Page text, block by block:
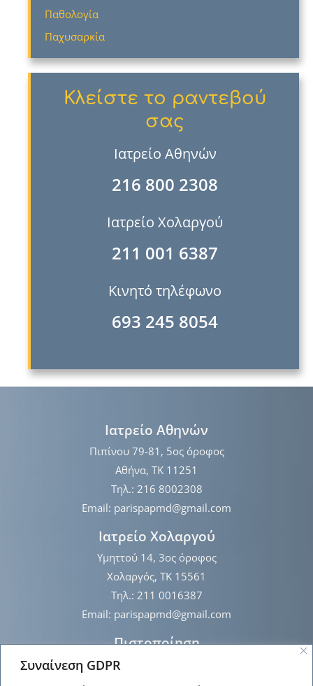
Συναίνεση GDPR
Παθολογία
Παχυσαρκία
Κλείστε το ραντεβού
σας
Ιατρείο Αθηνών
216 800 2308
Ιατρείο Χολαργού
211 001 6387
Κινητό τηλέφωνο
693 245 8054
Ιατρείο Αθηνών
Πιπίνου 79-81, 5ος όροφος
Αθήνα, ΤΚ 11251
Τηλ.: 216 8002308
Email: parispapmd@gmail.com
Ιατρείο Χολαργού
Υμηττού 14, 3ος όροφος
Χολαργός, ΤΚ 15561
Τηλ.: 211 0016387
Email: parispapmd@gmail.com
Πιστοποίηση